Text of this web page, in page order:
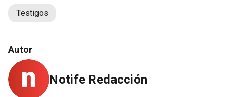
Testigos
Autor
Notife Redacción